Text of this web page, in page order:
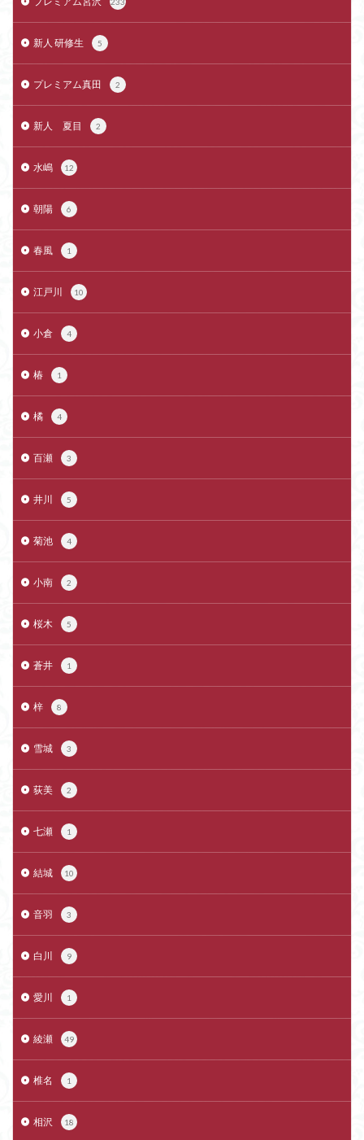
新人 研修生 5
プレミアム真田 2
新人 夏目 2
水嶋 12
朝陽 6
春風 1
江戸川 10
小倉 4
椿 1
橘 4
百瀬 3
井川 5
菊池 4
小南 2
桜木 5
蒼井 1
梓 8
雪城 3
荻美 2
七瀬 1
結城 10
音羽 3
白川 9
愛川 1
綾瀬 49
椎名 1
相沢 18